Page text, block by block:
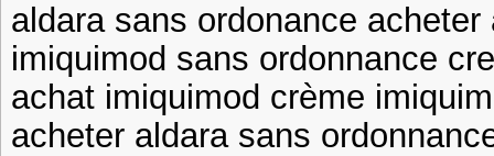
aldara sans ordonance acheter
imiquimod sans ordonnance
achat imiquimod crème
acheter aldara sans